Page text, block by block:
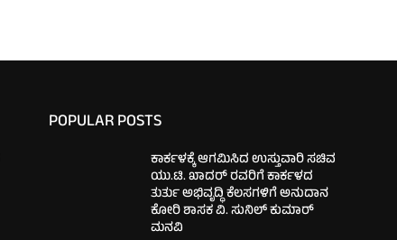
POPULAR POSTS
ಕಾರ್ಕಳಕ್ಕೆ ಆಗಮಿಸಿದ ಉಸ್ತುವಾರಿ ಸಚಿವ
ಯು.ಟಿ. ಖಾದರ್‌ ರವರಿಗೆ ಕಾರ್ಕಳದ
ತುರ್ತು ಅಭಿವೃದ್ಧಿ ಕೆಲಸಗಳಿಗೆ ಅನುದಾನ
ಕೋರಿ ಶಾಸಕ ವಿ. ಸುನಿಲ್‌ ಕುಮಾರ್‌
ಮನವಿ